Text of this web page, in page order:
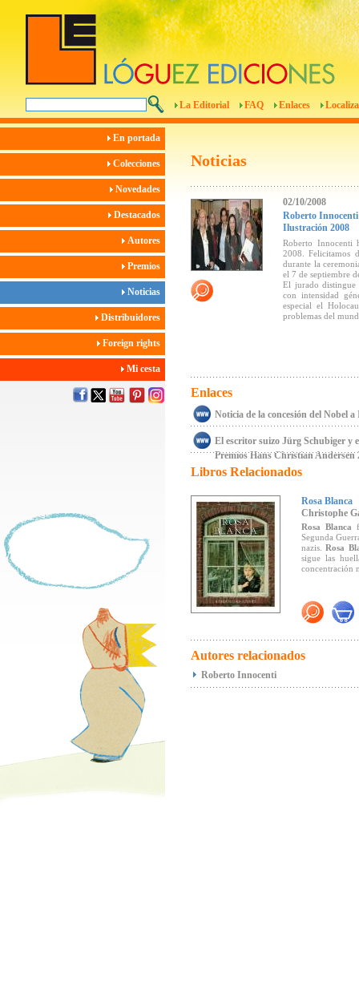
La Editorial FAQ Enlaces
En portada
Colecciones
Novedades
Destacados
Autores
Premios
Noticias
Distribuidores
Foreign rights
Mi cesta
Noticias
02/10/2008
Roberto
Ilustración 2008
Roberto Innocenti
2008. Felicitamos
durante la
el 7 de septiembre
El jurado distingue
con intensidad
especial el
problemas del
Enlaces
Noticia de la concesión del Nobel
El escritor suizo Jürg Schubiger y
Premios Hans Christian Andersen
Libros Relacionados
Rosa Blanca
Christophe
Rosa Blanca
Segunda
nazis.Rosa
sigue las
concentración
Sus
truncada por
Algunos de
Autores relacionados
Roberto Innocenti